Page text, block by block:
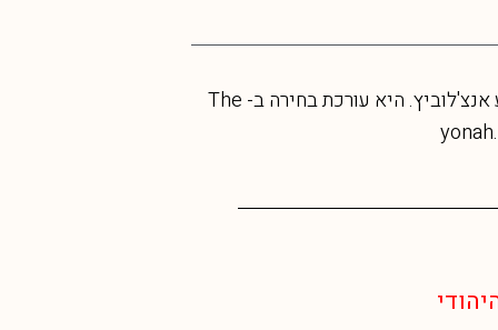
יונה לברי-ישראלי היא רבה ומגשרת שלומדת ומלמדת ב"בית מדרש ההקשבה" בראשות הרב אלישע אנצ'לוביץ. היא עורכת בחירה ב- The